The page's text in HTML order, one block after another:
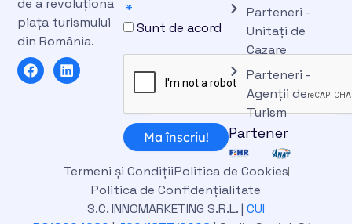
de a revoluționa
piața turismului
din România.
F
a
L
i
Sunt de acord
Ma înscriu!
Parteneri -
Unitați de
Cazare
Parteneri -
Agenții de
Turism
Partener
Termeni și CondițiiPolitica de Cookies
Politica de Confidențialitate
S.C. INNOMARKETING S.R.L. | CUI